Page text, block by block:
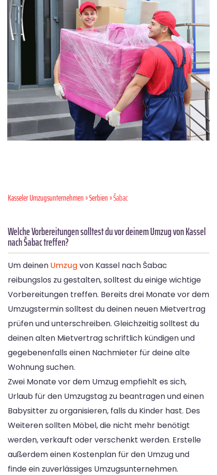
Kasseler Umzugsunternehmen»Serbien» Šabac
Welche Vorbereitungen solltest du vor deinem Umzug von Kassel
nach Šabac treffen?
Um deinen Umzug von Kassel nach Šabac
reibungslos zu gestalten, solltest du einige wichtige
Vorbereitungen treffen. Bereits drei Monate vor dem
Umzugstermin solltest du deinen neuen Mietvertrag
prüfen und unterschreiben. Gleichzeitig solltest du
deinen alten Mietvertrag schriftlich kündigen und
gegebenenfalls einen Nachmieter für deine alte
Wohnung suchen.
Zwei Monate vor dem Umzug empfiehlt es sich,
Urlaub für den Umzugstag zu beantragen und einen
Babysitter zu organisieren, falls du Kinder hast. Des
Weiteren sollten Möbel, die nicht mehr benötigt
werden, verkauft oder verschenkt werden. Erstelle
außerdem einen Kostenplan für den Umzug und
finde ein zuverlässiges Umzugsunternehmen.